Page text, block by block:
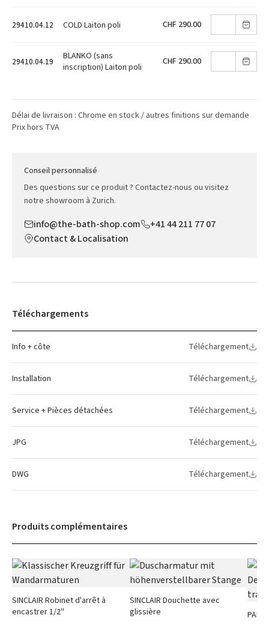
29410.04.12 COLD Laiton poli CHF 290.00
29410.04.19
BLANKO (sans
inscription) Laiton poli
CHF 290.00
Délai de livraison : Chrome en stock / autres finitions sur demande
Prix hors TVA
Conseil personnalisé
Des questions sur ce produit ? Contactez-nous ou visitez
notre showroom à Zurich.
info@the-bath-shop.com
+41 44 211 77 07
Contact & Localisation
Téléchargements
Info + côte Téléchargement
Installation Téléchargement
Service + Pièces détachées Téléchargement
JPG Téléchargement
DWG Téléchargement
Produits complémentaires
SINCLAIR Robinet d'arrêt à
encastrer 1/2''
SINCLAIR Douchette avec
glissière